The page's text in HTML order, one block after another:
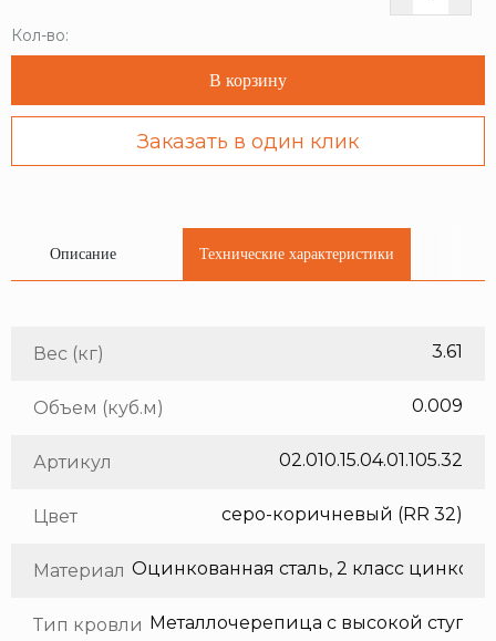
Кол-во:
В корзину
Заказать в один клик
Описание Технические характеристики
Вес (кг) 3.61
Объем (куб.м) 0.009
Артикул 02.010.15.04.01.105.32
Цвет серо-коричневый (RR 32)
Материал
Тип кровли